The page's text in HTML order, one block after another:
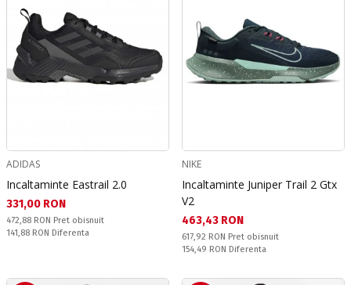
ADIDAS
Incaltaminte Eastrail 2.0
Текуща цена:
331,00 RON
Pret obisnuit:
472,88 RON Pret obisnuit
Спестявате:
141,88 RON Diferenta
NIKE
Incaltaminte Juniper Trail 2 Gtx
V2
Текуща цена:
463,43 RON
Pret obisnuit:
617,92 RON Pret obisnuit
Спестявате:
154,49 RON Diferenta